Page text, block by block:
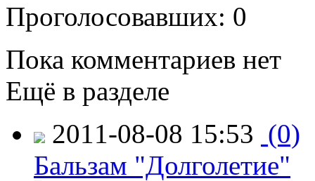
Проголосовавших: 0
Пока комментариев нет
Ещё в разделе
2011-08-08 15:53 (0)
Бальзам "Долголетие"